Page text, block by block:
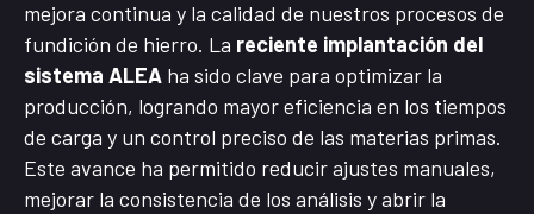
mejora continua y la calidad de nuestros procesos de
fundición de hierro. La reciente implantación del
sistema ALEA ha sido clave para optimizar la
producción, logrando mayor eficiencia en los tiempos
de carga y un control preciso de las materias primas.
Este avance ha permitido reducir ajustes manuales,
mejorar la consistencia de los análisis y abrir la